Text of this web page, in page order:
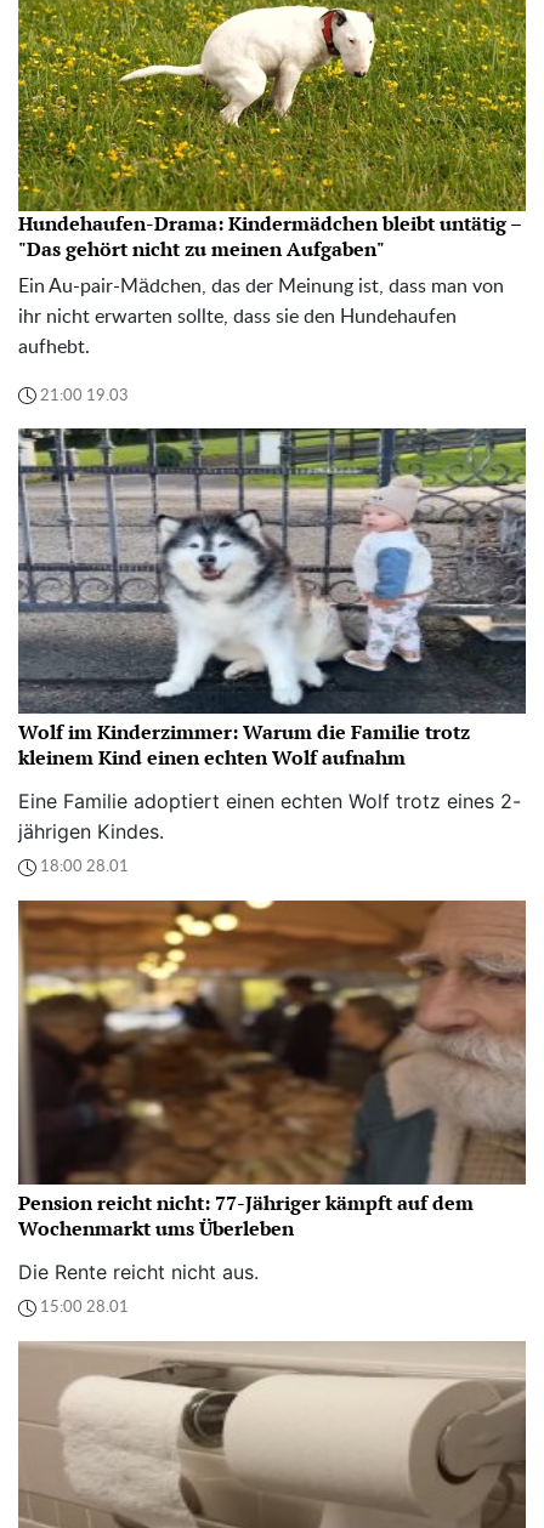
Hundehaufen-Drama: Kindermädchen bleibt untätig –
"Das gehört nicht zu meinen Aufgaben"
Ein Au-pair-Mädchen, das der Meinung ist, dass man von
ihr nicht erwarten sollte, dass sie den Hundehaufen
aufhebt.
21:00 19.03
Wolf im Kinderzimmer: Warum die Familie trotz
kleinem Kind einen echten Wolf aufnahm
Eine Familie adoptiert einen echten Wolf trotz eines 2-
jährigen Kindes.
18:00 28.01
Pension reicht nicht: 77-Jähriger kämpft auf dem
Wochenmarkt ums Überleben
Die Rente reicht nicht aus.
15:00 28.01